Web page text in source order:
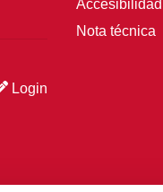
Login
Accesibilidad
Nota técnica